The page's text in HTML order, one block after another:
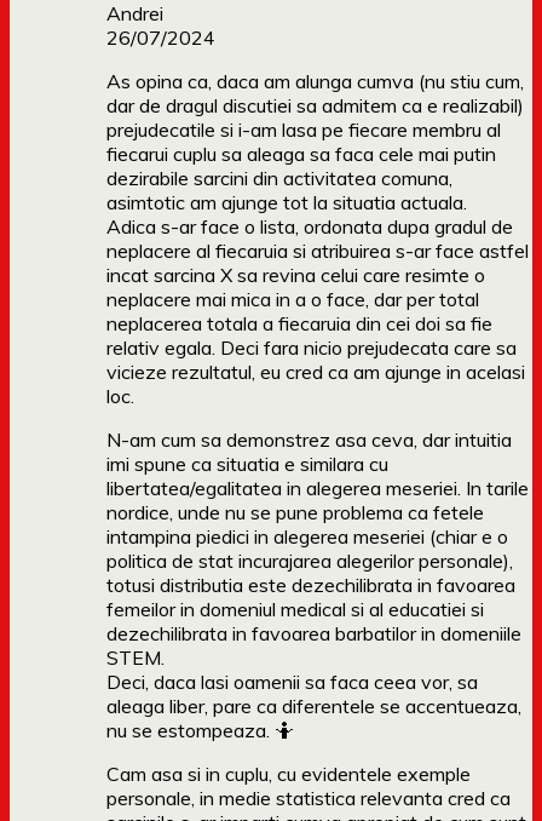
Andrei
26/07/2024
As opina ca, daca am alunga cumva (nu stiu cum,
dar de dragul discutiei sa admitem ca e realizabil)
prejudecatile si i-am lasa pe fiecare membru al
fiecarui cuplu sa aleaga sa faca cele mai putin
dezirabile sarcini din activitatea comuna,
asimtotic am ajunge tot la situatia actuala.
Adica s-ar face o lista, ordonata dupa gradul de
neplacere al fiecaruia si atribuirea s-ar face astfel
incat sarcina X sa revina celui care resimte o
neplacere mai mica in a o face, dar per total
neplacerea totala a fiecaruia din cei doi sa fie
relativ egala. Deci fara nicio prejudecata care sa
vicieze rezultatul, eu cred ca am ajunge in acelasi
loc.
N-am cum sa demonstrez asa ceva, dar intuitia
imi spune ca situatia e similara cu
libertatea/egalitatea in alegerea meseriei. In tarile
nordice, unde nu se pune problema ca fetele
intampina piedici in alegerea meseriei (chiar e o
politica de stat incurajarea alegerilor personale),
totusi distributia este dezechilibrata in favoarea
femeilor in domeniul medical si al educatiei si
dezechilibrata in favoarea barbatilor in domeniile
STEM.
Deci, daca lasi oamenii sa faca ceea vor, sa
aleaga liber, pare ca diferentele se accentueaza,
nu se estompeaza. 🤷
Cam asa si in cuplu, cu evidentele exemple
personale, in medie statistica relevanta cred ca